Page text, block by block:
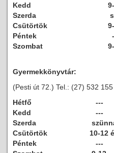
Kedd
Szerda
Csütörtök
Péntek
Szombat
Gyermekkönyvtár:
(Pesti út 72.) Tel.: (27) 532 155
Hétfő
---
Kedd
---
Szerda
Csütörtök
10-12
Péntek
---